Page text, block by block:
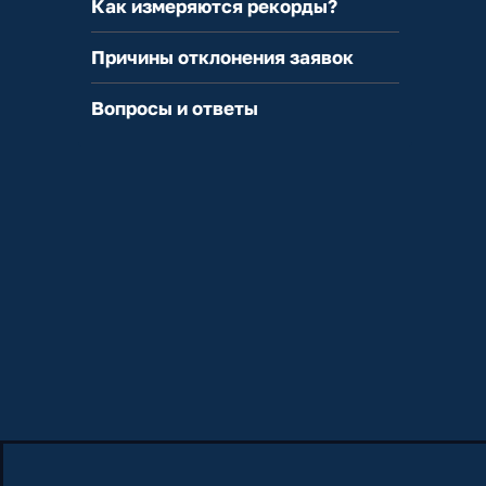
Как измеряются рекорды?
Причины отклонения заявок
Вопросы и ответы